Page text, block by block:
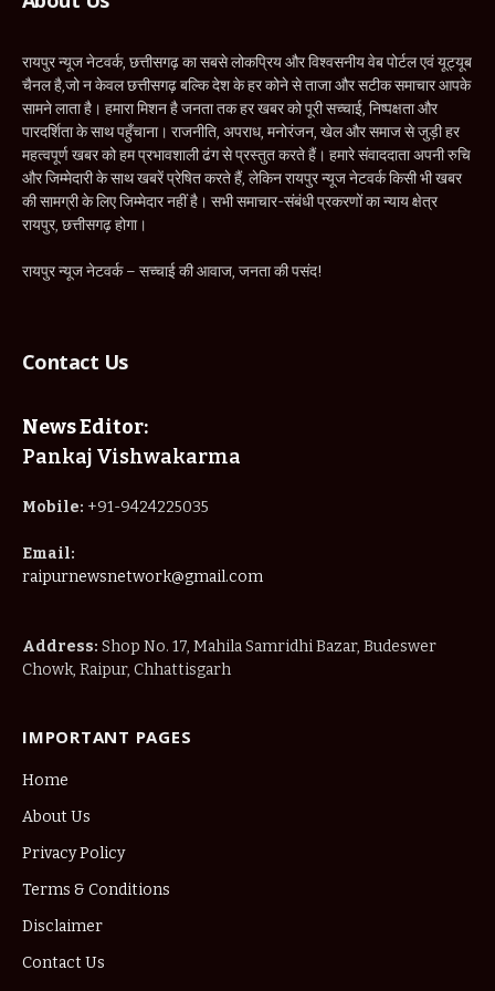
रायपुर न्यूज नेटवर्क, छत्तीसगढ़ का सबसे लोकप्रिय और विश्वसनीय वेब पोर्टल एवं यूट्यूब
चैनल है,जो न केवल छत्तीसगढ़ बल्कि देश के हर कोने से ताजा और सटीक समाचार आपके
सामने लाता है। हमारा मिशन है जनता तक हर खबर को पूरी सच्चाई, निष्पक्षता और
पारदर्शिता के साथ पहुँचाना। राजनीति, अपराध, मनोरंजन, खेल और समाज से जुड़ी हर
महत्वपूर्ण खबर को हम प्रभावशाली ढंग से प्रस्तुत करते हैं। हमारे संवाददाता अपनी रुचि
और जिम्मेदारी के साथ खबरें प्रेषित करते हैं, लेकिन रायपुर न्यूज नेटवर्क किसी भी खबर
की सामग्री के लिए जिम्मेदार नहीं है। सभी समाचार-संबंधी प्रकरणों का न्याय क्षेत्र
रायपुर, छत्तीसगढ़ होगा।
रायपुर न्यूज नेटवर्क – सच्चाई की आवाज, जनता की पसंद!
Contact Us
News Editor:
Pankaj Vishwakarma
Mobile: +91-9424225035
Email:
raipurnewsnetwork@gmail.com
Address: Shop No. 17, Mahila Samridhi Bazar, Budeswer
Chowk, Raipur, Chhattisgarh
IMPORTANT PAGES
Home
About Us
Privacy Policy
Terms & Conditions
Disclaimer
Contact Us